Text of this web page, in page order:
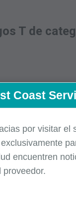
T de
de
cuando no se
la siguiente
o de
Coast
por visitar el
exclusivamente
encuentren
proveedor.